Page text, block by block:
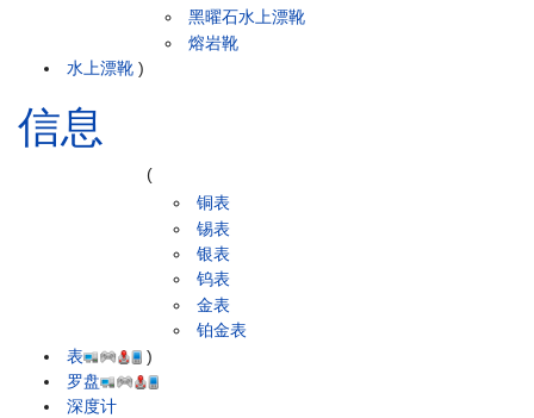
水上漂靴
黑曜石水上漂靴
熔岩靴
)
信息
表
(
铜表
锡表
银表
钨表
金表
铂金表
)
罗盘
深度计